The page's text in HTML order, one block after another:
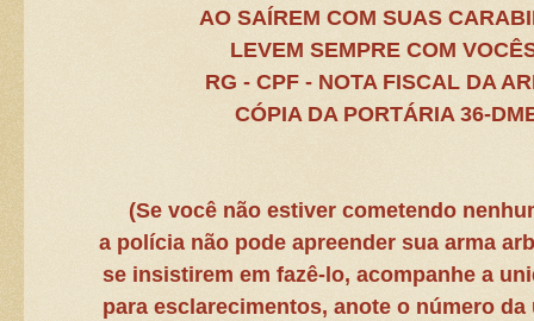
AO SAÍREM COM SUAS
LEVEM SEMPRE COM
RG - CPF - NOTA FISCAL DA
CÓPIA DA PORTÁRIA 36-
(Se você não estiver cometendo
a polícia não pode apreender sua arma
se insistirem em fazê-lo, acompanhe a
para esclarecimentos, anote o número da